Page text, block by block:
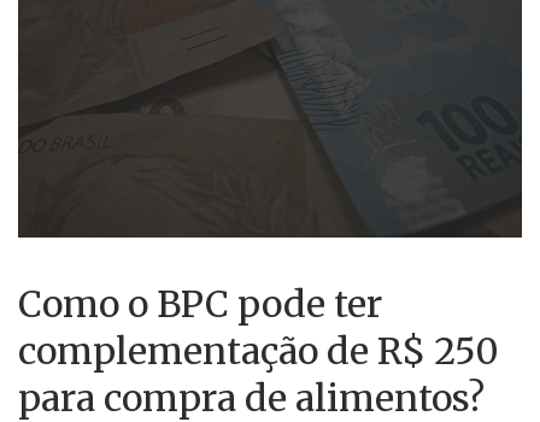
Como o BPC pode ter
complementação de R$ 250
para compra de alimentos?